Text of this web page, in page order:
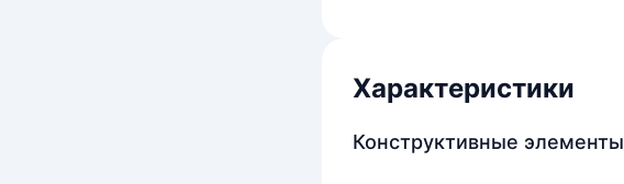
Характеристики
Конструктивные элементы